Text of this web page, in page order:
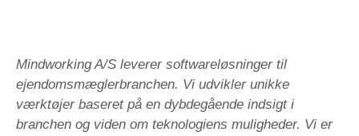
Mindworking A/S leverer softwareløsninger til
ejendomsmæglerbranchen. Vi udvikler unikke
værktøjer baseret på en dybdegående indsigt i
branchen og viden om teknologiens muligheder. Vi er